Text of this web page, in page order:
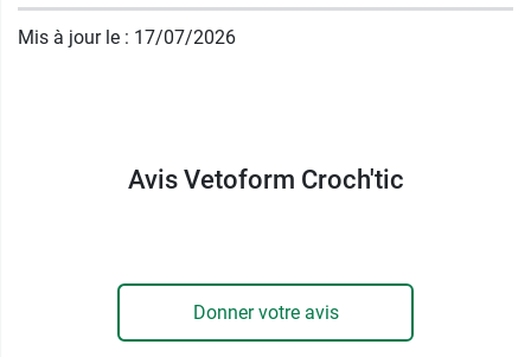
en adoptant les bons gestes. LeCroch'tic
parfaitement le corps de la tique et permettent
de la retirer sans laisser le rostre (la tête) dans la
Mis à jour le : 17/07/2026
Avis Vetoform Croch'tic
Donner votre avis